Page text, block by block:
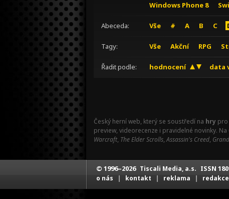
Windows Phone 8
Abeceda: Vše # A B C
Tagy: Vše Akční RPG
Řadit podle: hodnocení data
Český herní web, který se soustředí na hry pro
preview, videorecenze i pravidelné novinky.
Warcraft, The Elder Scrolls,Assassin's Creed,
© 1996–2026 Tiscali Media, a.s. ISSN
o nás | kontakt | reklama | redakce